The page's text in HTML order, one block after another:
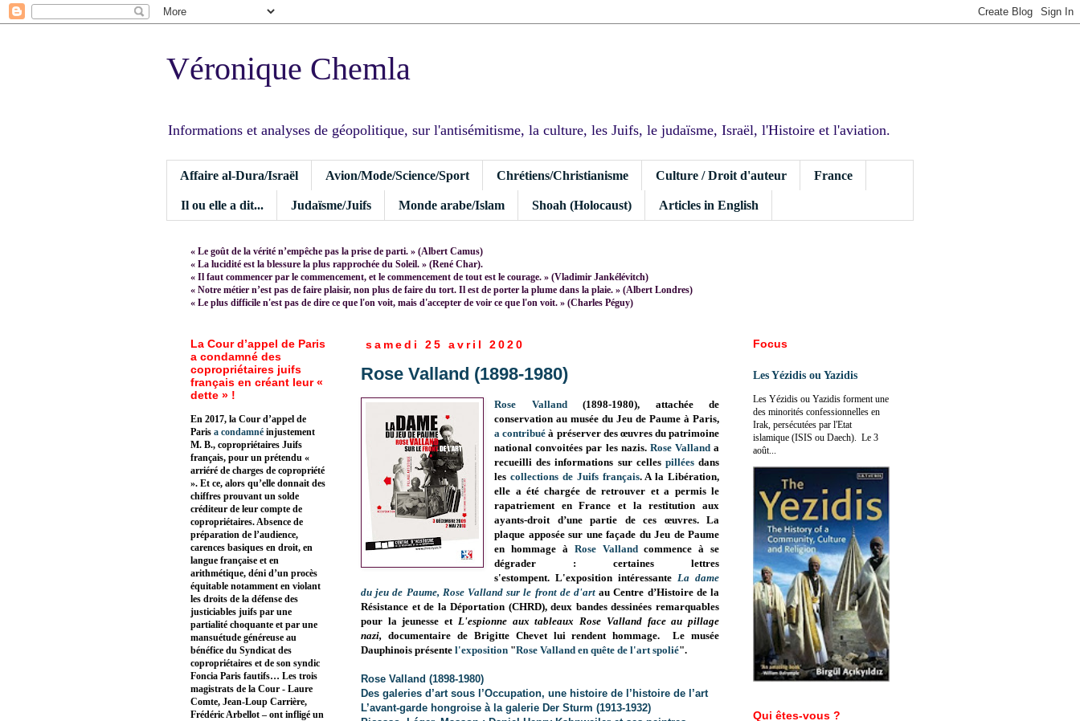
Véronique Chemla
Informations et analyses de géopolitique, sur l'antisémitisme, la culture, les Juifs, le judaïsme, Israël, l'Histoire et l'aviation.
Affaire al-Dura/Israël Avion/Mode/Science/Sport Chrétiens/Christianisme Culture / Droit d'auteur France
Il ou elle a dit... Judaïsme/Juifs Monde arabe/Islam Shoah (Holocaust) Articles in English
« Le goût de la vérité n’empêche pas la prise de parti. » (Albert Camus)
« La lucidité est la blessure la plus rapprochée du Soleil. » (René Char).
« Il faut commencer par le commencement, et le commencement de tout est le courage. » (Vladimir Jankélévitch)
« Notre métier n’est pas de faire plaisir, non plus de faire du tort. Il est de porter la plume dans la plaie. » (Albert Londres)
« Le plus difficile n'est pas de dire ce que l'on voit, mais d'accepter de voir ce que l'on voit. » (Charles Péguy)
samedi 25 avril 2020
Rose Valland (1898-1980)
Rose Valland(1898-1980), attachée de
conservation au musée du Jeu de Paume à Paris,
a contribué à préserver des œuvres du patrimoine
national convoitées par les nazis. Rose Vallanda
recueilli des informations sur celles pilléesdans
lescollections de Juifs français. A la Libération,
elle a été chargée de retrouver et a permis le
rapatriement en France et la restitution aux
ayants-droit d’une partie de ces œuvres. La
plaque apposée sur une façade du Jeu de Paume
en hommage à Rose Vallandcommence à se
dégrader : certaines lettres
s'estompent.L'exposition intéressanteLa dame
du jeu de Paume, Rose Valland sur le front de d'art au Centre d’Histoire de la
Résistance et de la Déportation (CHRD), deux bandes dessinées remarquables
pour la jeunesse et L'espionne aux tableaux Rose Valland face au pillage
nazi, documentaire de Brigitte Chevet luirendent hommage. Le musée
Dauphinois présente l'exposition "Rose Valland en quête de l'art spolié".
Rose Valland (1898-1980)
Des galeries d’art sous l’Occupation, une histoire de l’histoire de l’art
L’avant-garde hongroise à la galerie Der Sturm (1913-1932)
La Cour d’appel de Paris
a condamné des
copropriétaires juifs
français en créant leur «
dette » !
En 2017, la Cour d’appel de
Paris a condamné injustement
M. B., copropriétaires Juifs
français, pour un prétendu «
arriéré de charges de copropriété
». Et ce, alors qu’elle donnait des
chiffres prouvant un solde
créditeur de leur compte de
copropriétaires. Absence de
préparation de l’audience,
carences basiques en droit, en
langue française et en
arithmétique, déni d’un procès
équitable notamment en violant
les droits de la défense des
justiciables juifs par une
partialité choquante et par une
mansuétude généreuse au
bénéfice du Syndicat des
copropriétaires et de son syndic
Foncia Paris fautifs… Les trois
magistrats de la Cour - Laure
Comte, Jean-Loup Carrière,
Frédéric Arbellot – ont infligé un
Focus
Les Yézidis ou Yazidis
Les Yézidis ou Yazidis forment une
des minorités confessionnelles en
Irak, persécutées par l'Etat
islamique (ISIS ou Daech). Le 3
août...
Qui êtes-vous ?